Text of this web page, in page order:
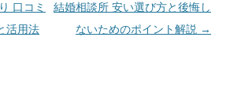
口コミ
活用法
結婚相談所 安い選び方と後悔し
ないためのポイント解説 →